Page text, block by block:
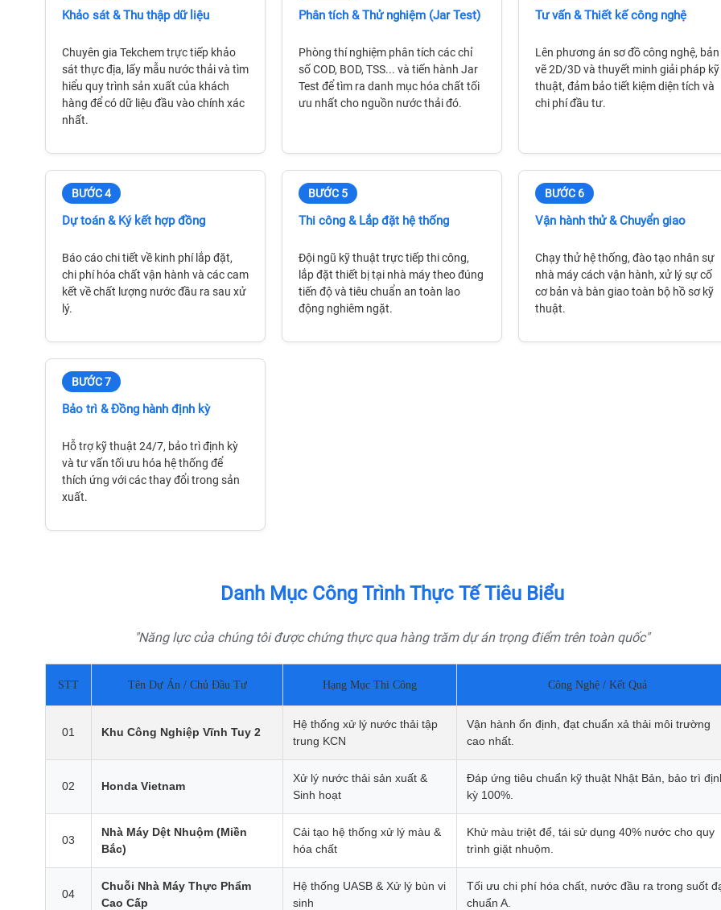
Khảo sát & Thu thập dữ liệu
Chuyên gia Tekchem trực tiếp khảo
sát thực địa, lấy mẫu nước thải và tìm
hiểu quy trình sản xuất của khách
hàng để có dữ liệu đầu vào chính xác
nhất.
Phân tích & Thử nghiệm (Jar Test)
Phòng thí nghiệm phân tích các chỉ
số COD, BOD, TSS... và tiến hành Jar
Test để tìm ra danh mục hóa chất tối
ưu nhất cho nguồn nước thải đó.
Tư vấn & Thiết kế công nghệ
Lên phương án sơ đồ công nghệ, bản
vẽ 2D/3D và thuyết minh giải pháp kỹ
thuật, đảm bảo tiết kiệm diện tích và
chi phí đầu tư.
BƯỚC 4
Dự toán & Ký kết hợp đồng
Báo cáo chi tiết về kinh phí lắp đặt,
chi phí hóa chất vận hành và các cam
kết về chất lượng nước đầu ra sau xử
lý.
BƯỚC 5
Thi công & Lắp đặt hệ thống
Đội ngũ kỹ thuật trực tiếp thi công,
lắp đặt thiết bị tại nhà máy theo đúng
tiến độ và tiêu chuẩn an toàn lao
động nghiêm ngặt.
BƯỚC 6
Vận hành thử & Chuyển giao
Chạy thử hệ thống, đào tạo nhân sự
nhà máy cách vận hành, xử lý sự cố
cơ bản và bàn giao toàn bộ hồ sơ kỹ
thuật.
BƯỚC 7
Bảo trì & Đồng hành định kỳ
Hỗ trợ kỹ thuật 24/7, bảo trì định kỳ
và tư vấn tối ưu hóa hệ thống để
thích ứng với các thay đổi trong sản
xuất.
Danh Mục Công Trình Thực Tế Tiêu Biểu
"Năng lực của chúng tôi được chứng thực qua hàng trăm dự án trọng điểm trên toàn quốc"
STT Tên Dự Án / Chủ Đầu Tư Hạng Mục Thi Công Công Nghệ / Kết Quả
01 Khu Công Nghiệp Vĩnh Tuy 2
Hệ thống xử lý nước thải tập
trung KCN
Vận hành ổn định, đạt chuẩn xả thải môi trường
cao nhất.
02 Honda Vietnam
Xử lý nước thải sản xuất &
Sinh hoạt
Đáp ứng tiêu chuẩn kỹ thuật Nhật Bản, bảo trì
kỳ 100%.
03
Nhà Máy Dệt Nhuộm (Miền
Bắc)
Cải tạo hệ thống xử lý màu &
hóa chất
Khử màu triệt để, tái sử dụng 40% nước cho quy
trình giặt nhuộm.
04
Chuỗi Nhà Máy Thực Phẩm
Cao Cấp
Hệ thống UASB & Xử lý bùn vi
sinh
Tối ưu chi phí hóa chất, nước đầu ra trong suốt
chuẩn A.
Hệ thống tinh sạch nước RO lưu lượng cao
phòng thí nghiệm Milli-Q® HR 7060
Liên hệ
dưới. Chúng tôi sẽ liên hệ ngay và báo giá thương mại
Số điện thoại*
Yêu cầu báo giá